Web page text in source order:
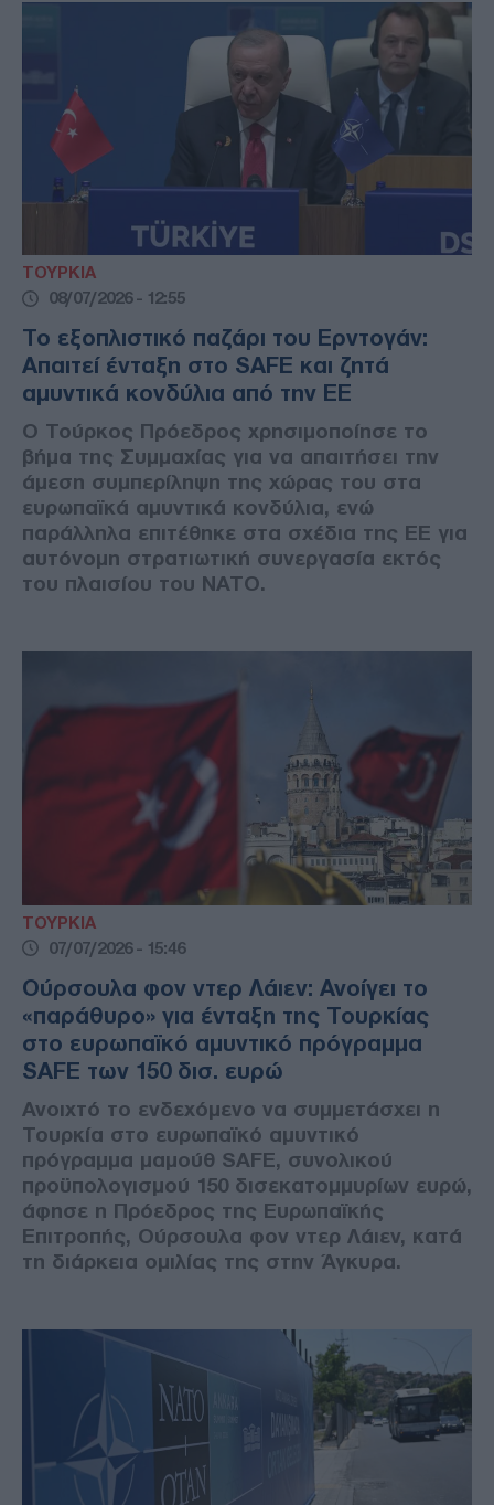
ΤΟΥΡΚΙΑ
08/07/2026 - 12:55
Το εξοπλιστικό παζάρι του Ερντογάν:
Απαιτεί ένταξη στο SAFE και ζητά
αμυντικά κονδύλια από την ΕΕ
Ο Τούρκος Πρόεδρος χρησιμοποίησε το
βήμα της Συμμαχίας για να απαιτήσει την
άμεση συμπερίληψη της χώρας του στα
ευρωπαϊκά αμυντικά κονδύλια, ενώ
παράλληλα επιτέθηκε στα σχέδια της ΕΕ για
αυτόνομη στρατιωτική συνεργασία εκτός
του πλαισίου του ΝΑΤΟ.
ΤΟΥΡΚΙΑ
07/07/2026 - 15:46
Ούρσουλα φον ντερ Λάιεν: Ανοίγει το
«παράθυρο» για ένταξη της Τουρκίας
στο ευρωπαϊκό αμυντικό πρόγραμμα
SAFE των 150 δισ. ευρώ
Ανοιχτό το ενδεχόμενο να συμμετάσχει η
Τουρκία στο ευρωπαϊκό αμυντικό
πρόγραμμα μαμούθ SAFE, συνολικού
προϋπολογισμού 150 δισεκατομμυρίων ευρώ,
άφησε η Πρόεδρος της Ευρωπαϊκής
Επιτροπής, Ούρσουλα φον ντερ Λάιεν, κατά
τη διάρκεια ομιλίας της στην Άγκυρα.